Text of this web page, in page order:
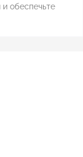
обеспечьте